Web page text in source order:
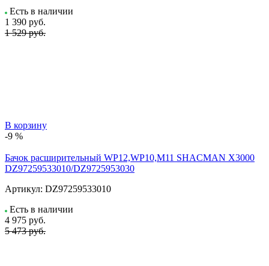
Есть в наличии
1 390 руб.
1 529 руб.
В корзину
-9 %
Бачок расширительный WP12,WP10,M11 SHACMAN X3000
DZ97259533010/DZ9725953030
Артикул: DZ97259533010
Есть в наличии
4 975 руб.
5 473 руб.